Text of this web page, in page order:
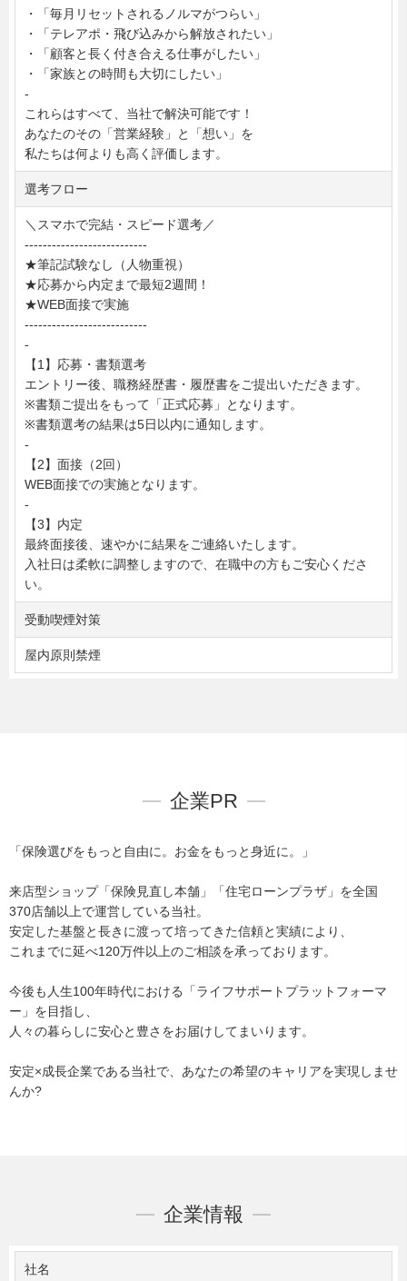
・「毎月リセットされるノルマがつらい」
・「テレアポ・飛び込みから解放されたい」
・「顧客と長く付き合える仕事がしたい」
・「家族との時間も大切にしたい」
-
これらはすべて、当社で解決可能です！
あなたのその「営業経験」と「想い」を
私たちは何よりも高く評価します。
選考フロー
＼スマホで完結・スピード選考／
---------------------------
★筆記試験なし（人物重視）
★応募から内定まで最短2週間！
★WEB面接で実施
---------------------------
-
【1】応募・書類選考
エントリー後、職務経歴書・履歴書をご提出いただきます。
※書類ご提出をもって「正式応募」となります。
※書類選考の結果は5日以内に通知します。
-
【2】面接（2回）
WEB面接での実施となります。
-
【3】内定
最終面接後、速やかに結果をご連絡いたします。
入社日は柔軟に調整しますので、在職中の方もご安心くださ
い。
受動喫煙対策
屋内原則禁煙
企業PR
「保険選びをもっと自由に。お金をもっと身近に。」
来店型ショップ「保険見直し本舗」「住宅ローンプラザ」を全国
370店舗以上で運営している当社。
安定した基盤と長きに渡って培ってきた信頼と実績により、
これまでに延べ120万件以上のご相談を承っております。
今後も人生100年時代における「ライフサポートプラットフォーマ
ー」を目指し、
人々の暮らしに安心と豊さをお届けしてまいります。
安定×成長企業である当社で、あなたの希望のキャリアを実現しませ
んか?
企業情報
社名